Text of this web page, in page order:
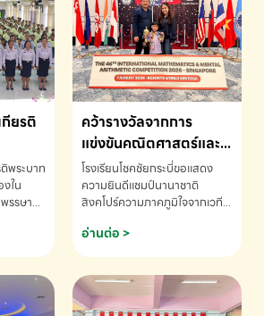
กียรติ
น
พระบาท
งใน
รรษา
คว้ารางวัลจากการ
แข่งขันคณิตศาสตร์และ
คณิตคิดเร็วนานาชาติ
ครั้งที่ 46 ประจำปี 2569
ณ ประเทศสิงคโปร์
โรงเรียนโชคชัยกระบี่ขอแสดง
ความยินดีแชมป์นานาชาติ
สิงคโปร์ความภาคภูมิใจจากเวที
ด.ช.พัทธนันท์ พรหมพันธ์ ชั้น
อนุบาล EP K3 โรงเรียนโชคชัย
แข่งขันคณิตศาสตร์และคณิตคิด
เร็วนานาชาติ ครั้งที่ 46 ประจำปี
อ่านต่อ >